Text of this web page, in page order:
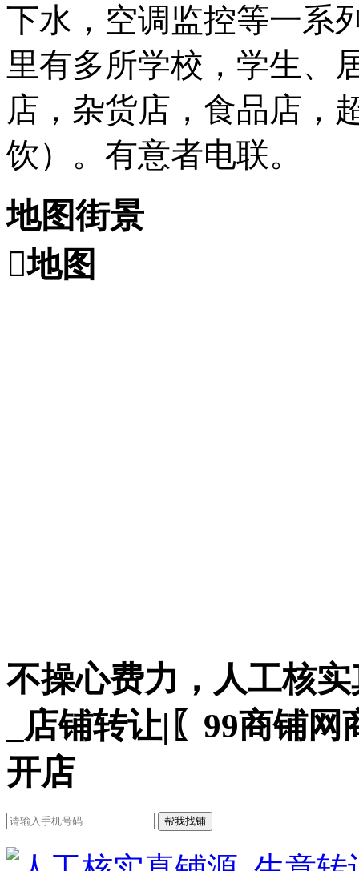
下水，空调监控等一系
里有多所学校，学生、
店，杂货店，食品店，
饮）。有意者电联。
地图街景
地图
不操心费力，人工核
_店铺转让|〖99商铺
开店